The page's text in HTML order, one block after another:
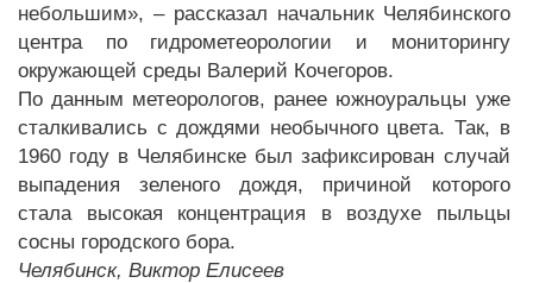
небольшим», – рассказал начальник Челябинского
центра по гидрометеорологии и мониторингу
окружающей среды Валерий Кочегоров.
По данным метеорологов, ранее южноуральцы уже
сталкивались с дождями необычного цвета. Так, в
1960 году в Челябинске был зафиксирован случай
выпадения зеленого дождя, причиной которого
стала высокая концентрация в воздухе пыльцы
сосны городского бора.
Челябинск, Виктор Елисеев